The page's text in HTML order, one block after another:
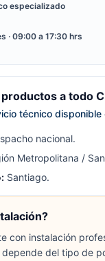
especializado
· 09:00 a 17:30 hrs
a todo
técnico disponible
nacional.
Metropolitana /
Santiago.
con instalación
depende del tipo de